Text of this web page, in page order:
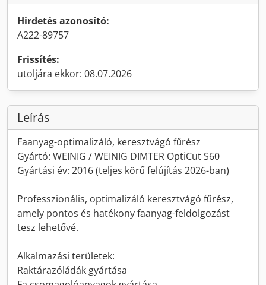
Hirdetés azonosító:
A222-89757
Frissítés:
utoljára ekkor: 08.07.2026
Leírás
Faanyag-optimalizáló, keresztvágó fűrész
Gyártó: WEINIG / WEINIG DIMTER OptiCut S60
Gyártási év: 2016 (teljes körű felújítás 2026-ban)
Professzionális, optimalizáló keresztvágó fűrész,
amely pontos és hatékony faanyag-feldolgozást
tesz lehetővé.
Alkalmazási területek:
Raktárazóládák gyártása